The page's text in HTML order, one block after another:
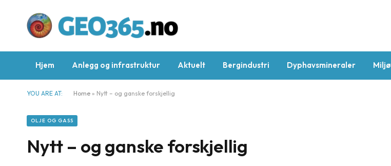
Hjem Anlegg og infrastruktur Aktuelt Bergindustri Dyphavsmineraler Miljø
YOU ARE AT: Home » Nytt – og ganske forskjellig
OLJE OG GASS
Nytt – og ganske forskjellig